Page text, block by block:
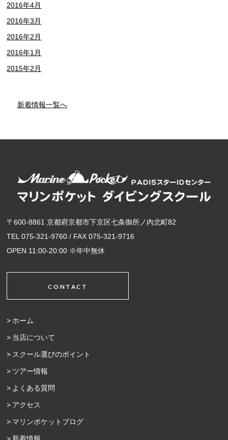
2016年4月
2016年3月
2016年2月
2016年1月
2015年2月
新着情報一覧へ
〒600-8861 京都府京都市下京区七条御所ノ内北町82
TEL 075-321-9760 / FAX 075-321-9716
OPEN 11:00-20:00 ※年中無休
CONTACT
ホーム
当店について
スクール選びのポイント
ツアー情報
よくある質問
アクセス
マリンポケットブログ
新着情報